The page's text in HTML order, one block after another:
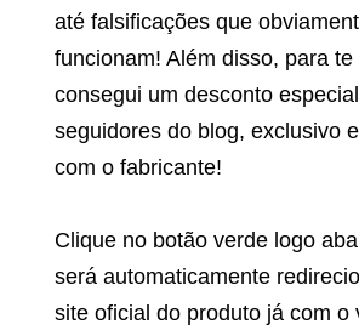
até falsificações que
funcionam! Além disso, para te
consegui um desconto
seguidores do blog, exclusivo
com o fabricante!
Clique no botão verde logo
será automaticamente
site oficial do produto já com o